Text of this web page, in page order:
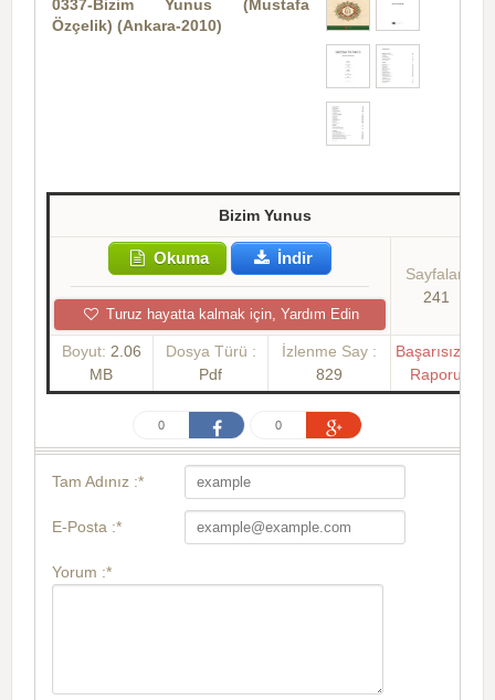
0337-Bizim Yunus (Mustafa
Özçelik) (Ankara-2010)
Bizim Yunus
Okuma İndir
Turuz hayatta kalmak için, Yardım Edin
Sayfalar:
241
Boyut: 2.06
MB
Dosya Türü :
Pdf
İzlenme Say :
829
Başarısızlık
Raporu
0 0
Tam Adınız :*
E-Posta :*
Yorum :*